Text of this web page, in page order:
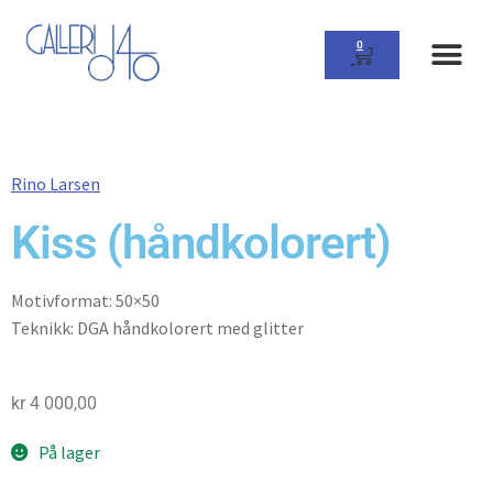
0
Rino Larsen
Kiss (håndkolorert)
Motivformat: 50×50
Teknikk: DGA håndkolorert med glitter
kr 4 000,00
På lager